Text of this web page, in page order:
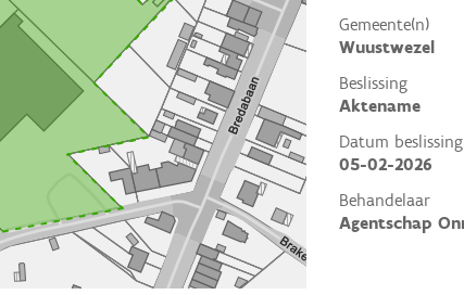
Gemeente(n)
Wuustwezel
Beslissing
Aktename
Datum beslissing
05-02-2026
Behandelaar
Agentschap